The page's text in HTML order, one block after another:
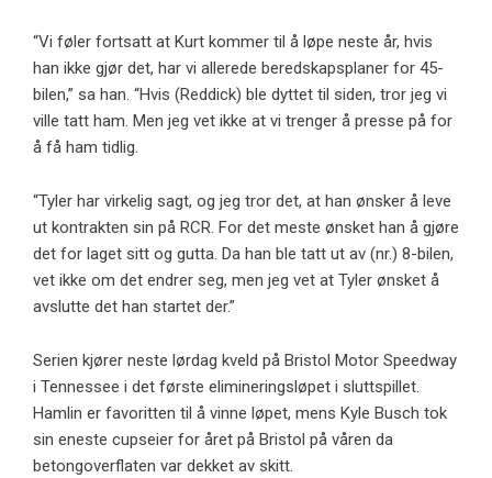
“Vi føler fortsatt at Kurt kommer til å løpe neste år, hvis
han ikke gjør det, har vi allerede beredskapsplaner for 45-
bilen,” sa han. “Hvis (Reddick) ble dyttet til siden, tror jeg vi
ville tatt ham. Men jeg vet ikke at vi trenger å presse på for
å få ham tidlig.
“Tyler har virkelig sagt, og jeg tror det, at han ønsker å leve
ut kontrakten sin på RCR. For det meste ønsket han å gjøre
det for laget sitt og gutta. Da han ble tatt ut av (nr.) 8-bilen,
vet ikke om det endrer seg, men jeg vet at Tyler ønsket å
avslutte det han startet der.”
Serien kjører neste lørdag kveld på Bristol Motor Speedway
i Tennessee i det første elimineringsløpet i sluttspillet.
Hamlin er favoritten til å vinne løpet, mens Kyle Busch tok
sin eneste cupseier for året på Bristol på våren da
betongoverflaten var dekket av skitt.